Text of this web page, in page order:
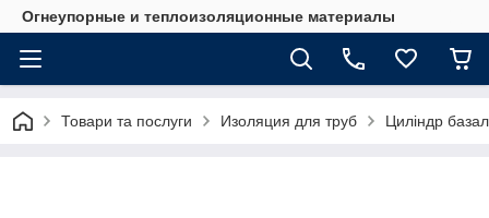
Огнеупорные и теплоизоляционные материалы
Товари та послуги Изоляция для труб Циліндр